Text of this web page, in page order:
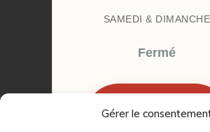
Gérer le
SAMEDI & DIMANCHE
Fermé